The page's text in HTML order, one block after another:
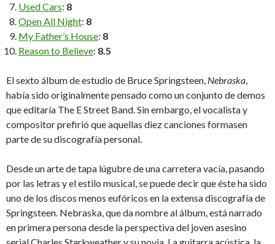
Used Cars: 8
Open All Night: 8
My Father’s House: 8
Reason to Believe: 8.5
El sexto álbum de estudio de Bruce Springsteen, Nebraska,
había sido originalmente pensado como un conjunto de demos
que editaría The E Street Band. Sin embargo, el vocalista y
compositor prefirió que aquellas diez canciones formasen
parte de su discografía personal.
Desde un arte de tapa lúgubre de una carretera vacía, pasando
por las letras y el estilo musical, se puede decir que éste ha sido
uno de los discos menos eufóricos en la extensa discografía de
Springsteen. Nebraska, que da nombre al álbum, está narrado
en primera persona desde la perspectiva del joven asesino